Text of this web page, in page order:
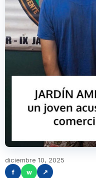
diciembre 10, 2025
f
w ↗